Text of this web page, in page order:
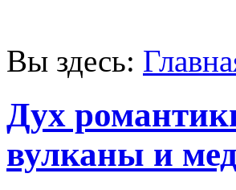
Вы здесь:
Дух
вулканы и